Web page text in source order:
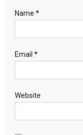
Name *
Email *
Website